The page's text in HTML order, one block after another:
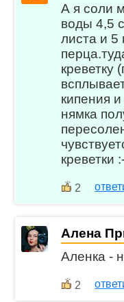
А я соли
воды 4,5
листа и 5
креветку
кипения
нямка
креветки
2
Алена
Аленка -
2